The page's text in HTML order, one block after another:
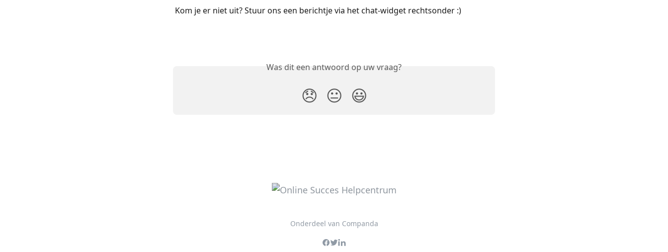
Kom je er niet uit? Stuur ons een berichtje via het chat-widget rechtsonder :)
Was dit een antwoord op uw vraag?
😞 😐 😃
Onderdeel van Companda